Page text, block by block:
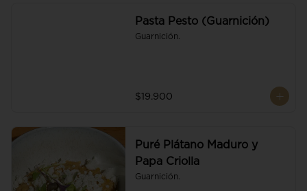
Pasta Pesto (Guarnición)
Guarnición.
$19.900
Puré Plátano Maduro y
Papa Criolla
Guarnición.